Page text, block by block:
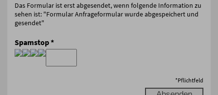
Das Formular ist erst abgesendet, wenn folgende Information zu
sehen ist: "Formular Anfrageformular wurde abgespeichert und
gesendet"
Spamstop*
*Pflichtfeld